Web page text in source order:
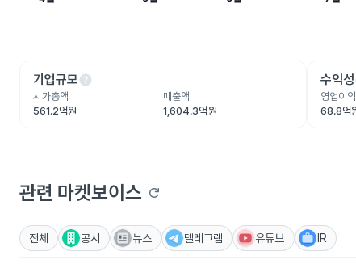
기업규모help
시가총액
561.2억원
매출액
1,604.3억원
수익성
영업이익
68.8억
관련 마켓보이스 refresh
전체 공시 뉴스 텔레그램 유튜브 IR